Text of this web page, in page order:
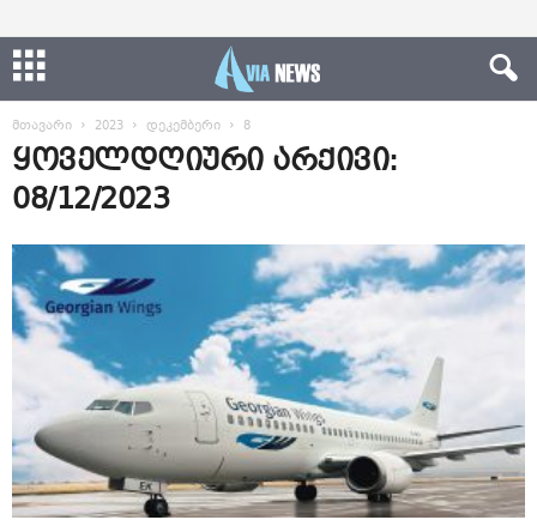
მთავარი 2023 დეკემბერი 8
ყოველდღიური არქივი:
08/12/2023